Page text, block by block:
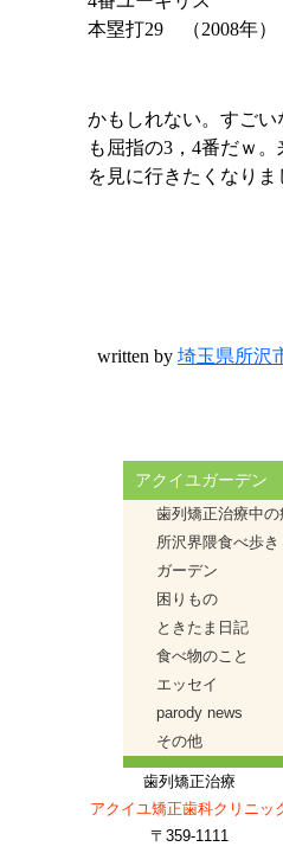
本塁打29 （2008年）
かもしれない。すご
も屈指の3 ， 4番だｗ。
を見に行きたくなりま
written by 埼玉県所沢
アクイユガーデン
歯列矯正治療中
所沢界隈食べ歩き
ガーデン
困りもの
ときたま日記
食べ物のこと
エッセイ
parody news
その他
歯列矯正治療
アクイユ矯正歯科クリニッ
〒359-1111